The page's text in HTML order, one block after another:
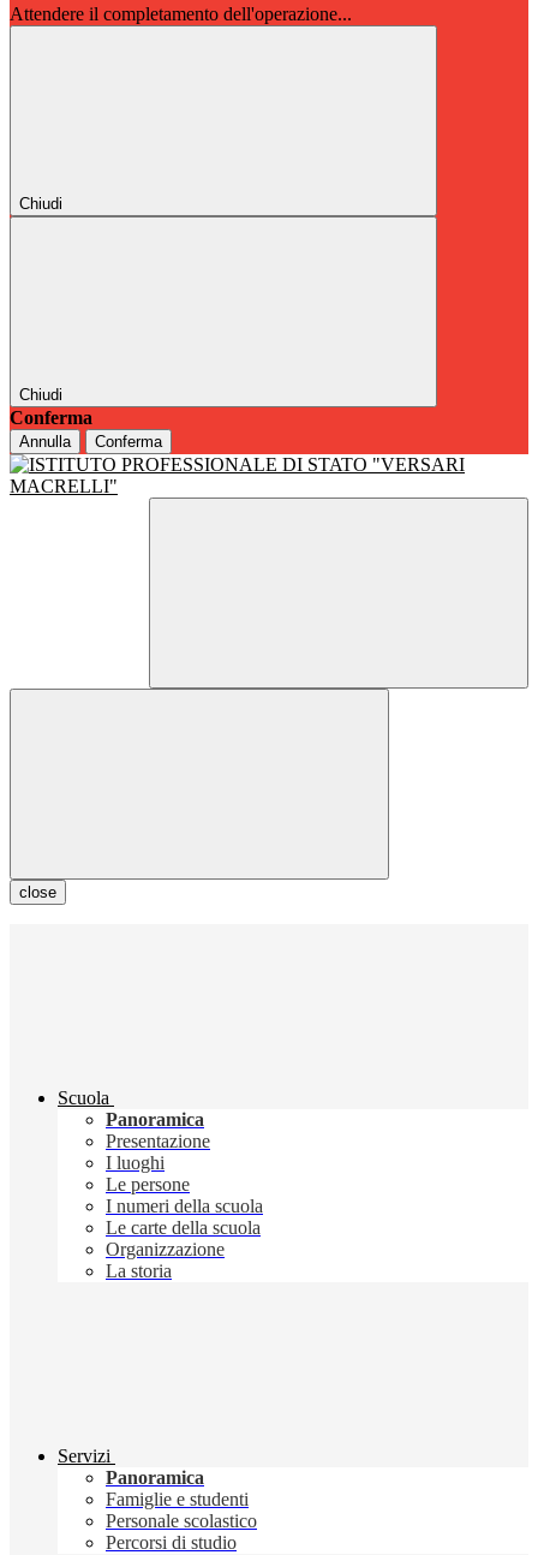
Attendere il completamento dell'operazione...
Chiudi
Chiudi
Conferma
Annulla Conferma
close
Scuola
Panoramica
Presentazione
I luoghi
Le persone
I numeri della scuola
Le carte della scuola
Organizzazione
La storia
Servizi
Panoramica
Famiglie e studenti
Personale scolastico
Percorsi di studio